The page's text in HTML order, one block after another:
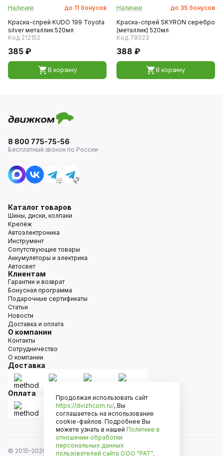
Наличие до 11 бонусов
Краска-спрей KUDO 199 Toyota
silver металлик 520мл
Код 212152
385 ₽
В корзину
Наличие до 35 бонусов
Краска-спрей SKYRON серебро
(металлик) 520мл
Код 78023
388 ₽
В корзину
8 800 775-75-56
Бесплатный звонок по России
Каталог товаров
Шины, диски, колпаки
Крепёж
Автоэлектроника
Инструмент
Сопутствующие товары
Аккумуляторы и электрика
Автосвет
Клиентам
Гарантии и возврат
Бонусная программа
Подарочные сертификаты
Статьи
Новости
Доставка и оплата
О компании
Контакты
Сотрудничество
О компании
Доставка
Оплата
© 2015–2026
Движком — сеть магазинов автозапчастей
Продолжая использовать сайт
https://dvizhcom.ru/, Вы
соглашаетесь на использование
cookie-файлов. Подробнее Вы
можете узнать в нашей Политике в
отношении обработки
персональных данных
пользователей сайта ООО "РАТ".